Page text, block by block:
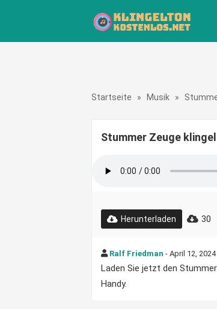
Startseite » Musik »
Stummer Zeuge
Herunterladen 30
Ralf Friedman - April 12, 2024
Laden Sie jetzt den
Handy.